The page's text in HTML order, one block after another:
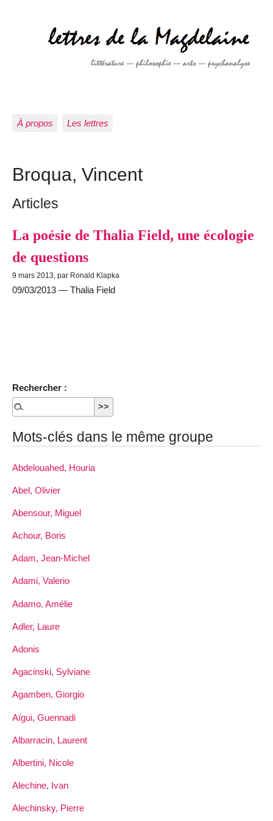
À propos Les lettres
Broqua, Vincent
Articles
La poésie de Thalia Field, une écologie
de questions
9 mars 2013, par Ronald Klapka
09/03/2013 — Thalia Field
Rechercher :
Mots-clés dans le même groupe
Abdelouahed, Houria
Abel, Olivier
Abensour, Miguel
Achour, Boris
Adam, Jean-Michel
Adami, Valerio
Adamo, Amélie
Adler, Laure
Adonis
Agacinski, Sylviane
Agamben, Giorgio
Aïgui, Guennadi
Albarracin, Laurent
Albertini, Nicole
Alechine, Ivan
Alechinsky, Pierre